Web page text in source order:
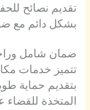
تقديم نصائح
بشكل دائم مع
ضمان شامل
تتميز خدمات
بتقديم حماية
المتخذة